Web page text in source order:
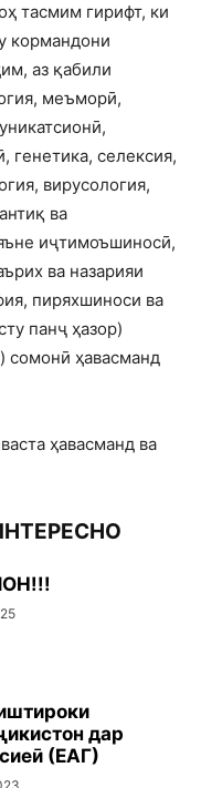
тасмим гирифт, ки
кормандони
аз қабили
меъморӣ,
генетика, селексия,
вирусология,
ва
иҷтимоъшиносӣ,
ва назарияи
пиряхшиноси ва
панҷ ҳазор)
сомонӣ ҳавасманд
ҳавасманд ва
дар
(ЕАГ)